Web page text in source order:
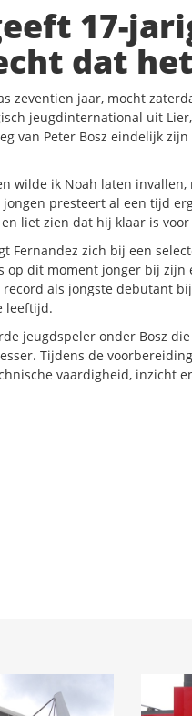
17-
dat
zeventien jaar, mocht
jeugdinternational uit
van Peter Bosz eindelijk
wilde ik Noah laten
presteert al een tijd
liet zien dat hij klaar is
Fernandez zich bij een
op dit moment jonger bij
als jongste debutant
leeftijd.
jeugdspeler onder Bosz
Tijdens de
vaardigheid, inzicht